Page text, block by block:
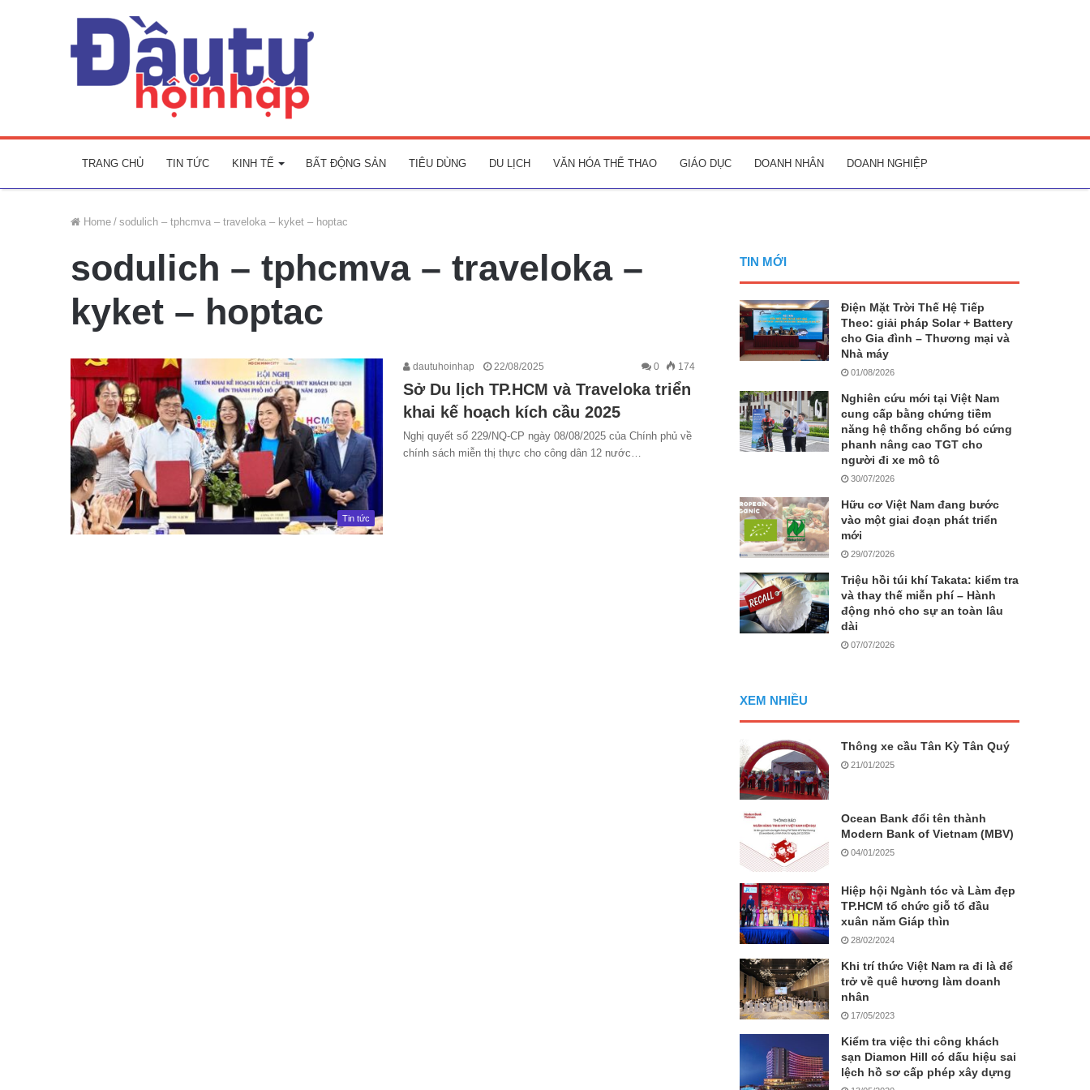
TRANG CHỦ TIN TỨC KINH TẾ BẤT ĐỘNG SẢN TIÊU DÙNG DU LỊCH VĂN HÓA THỂ THAO GIÁO DỤC DOANH NHÂN DOANH NGHIỆP
Home / sodulich – tphcmva – traveloka – kyket – hoptac
sodulich – tphcmva – traveloka –
kyket – hoptac
Tin tức
dautuhoinhap 22/08/2025 0 174
Sở Du lịch TP.HCM và Traveloka triển
khai kế hoạch kích cầu 2025
Nghị quyết số 229/NQ-CP ngày 08/08/2025 của Chính phủ về
chính sách miễn thị thực cho công dân 12 nước…
TIN MỚI
Điện Mặt Trời Thế Hệ Tiếp
Theo: giải pháp Solar + Battery
cho Gia đình – Thương mại và
Nhà máy
01/08/2026
Nghiên cứu mới tại Việt Nam
cung cấp bằng chứng tiềm
năng hệ thống chống bó cứng
phanh nâng cao TGT cho
người đi xe mô tô
30/07/2026
Hữu cơ Việt Nam đang bước
vào một giai đoạn phát triển
mới
29/07/2026
Triệu hồi túi khí Takata: kiểm tra
và thay thế miễn phí – Hành
động nhỏ cho sự an toàn lâu
dài
07/07/2026
XEM NHIỀU
Thông xe cầu Tân Kỳ Tân Quý
21/01/2025
Ocean Bank đổi tên thành
Modern Bank of Vietnam (MBV)
04/01/2025
Hiệp hội Ngành tóc và Làm đẹp
TP.HCM tổ chức giỗ tổ đầu
xuân năm Giáp thìn
28/02/2024
Khi trí thức Việt Nam ra đi là để
trở về quê hương làm doanh
nhân
17/05/2023
Kiểm tra việc thi công khách
sạn Diamon Hill có dấu hiệu sai
lệch hồ sơ cấp phép xây dựng